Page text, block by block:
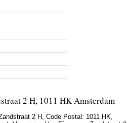
2 H, 1011 HK Amsterdam
2 H, Code Postal: 1011 HK,